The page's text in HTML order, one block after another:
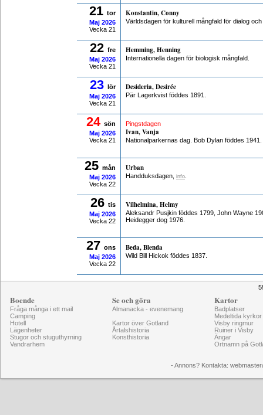
21 tor
Maj 2026
Vecka 21
Konstantin, Conny
Världsdagen för kulturell mångfald för dialog
22 fre
Maj 2026
Vecka 21
Hemming, Henning
Internationella dagen för biologisk mångfald.
23 lör
Maj 2026
Vecka 21
Desideria, Desirée
Pär Lagerkvist föddes 1891.
24 sön
Maj 2026
Vecka 21
Pingstdagen
Ivan, Vanja
Nationalparkernas dag. Bob Dylan föddes 1941.
25 mån
Maj 2026
Vecka 22
Urban
Handduksdagen, info
26 tis
Maj 2026
Vecka 22
Vilhelmina, Helmy
Aleksandr Pusjkin föddes 1799, John Wayne
Heidegger dog 1976.
27 ons
Maj 2026
Vecka 22
Beda, Blenda
Wild Bill Hickok föddes 1837.
Boende
Fråga många i ett mail
Camping
Hotell
Lägenheter
Stugor och stuguthyrning
Vandrarhem
Se och göra
Almanacka - evenemang
Kartor över Gotland
Årtalshistoria
Konsthistoria
Kartor
Badplatser
Medeltida kyrkor
Visby ringmur
Ruiner i Visby
Ängar
Ortnamn på
- Annons? Kontakta: